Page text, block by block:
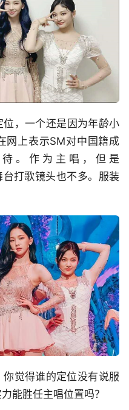
，一个还是因为年龄小
网上表示SM对中国籍成
待。作为主唱，但是
打歌镜头也不多。服装
觉得谁的定位没有说服
能胜任主唱位置吗？